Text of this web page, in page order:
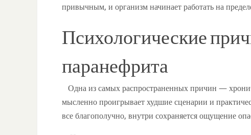
привычным, и организм начинает работать на
Психологические
паранефрита
Одна из самых распространенных причин —
мысленно проигрывает худшие сценарии и
все благополучно, внутри сохраняется ощущение